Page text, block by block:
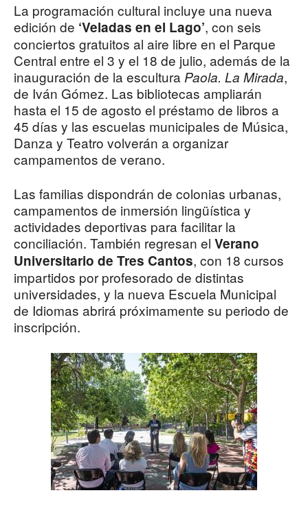
La programación cultural incluye una nueva
edición de ‘Veladas en el Lago’, con seis
conciertos gratuitos al aire libre en el Parque
Central entre el 3 y el 18 de julio, además de la
inauguración de la escultura Paola. La Mirada,
de Iván Gómez. Las bibliotecas ampliarán
hasta el 15 de agosto el préstamo de libros a
45 días y las escuelas municipales de Música,
Danza y Teatro volverán a organizar
campamentos de verano.
Las familias dispondrán de colonias urbanas,
campamentos de inmersión lingüística y
actividades deportivas para facilitar la
conciliación. También regresan el Verano
Universitario de Tres Cantos, con 18 cursos
impartidos por profesorado de distintas
universidades, y la nueva Escuela Municipal
de Idiomas abrirá próximamente su periodo de
inscripción.